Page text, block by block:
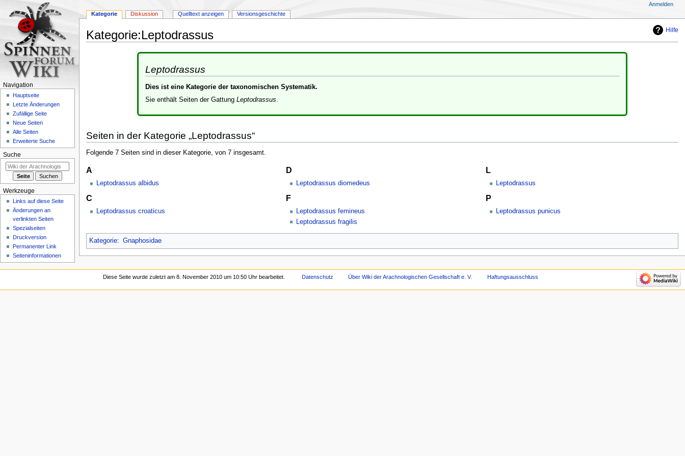
Hilfe
Kategorie:Leptodrassus
Leptodrassus
Dies ist eine Kategorie der taxonomischen Systematik.
Sie enthält Seiten der Gattung Leptodrassus.
Seiten in der Kategorie „Leptodrassus“
Folgende 7 Seiten sind in dieser Kategorie, von 7 insgesamt.
A
Leptodrassus albidus
C
Leptodrassus croaticus
D
Leptodrassus diomedeus
F
Leptodrassus femineus
Leptodrassus fragilis
L
Leptodrassus
P
Leptodrassus punicus
Kategorie: Gnaphosidae
Kategorie Diskussion Quelltext anzeigen Versionsgeschichte
Anmelden
Navigation
Hauptseite
Letzte Änderungen
Zufällige Seite
Neue Seiten
Alle Seiten
Erweiterte Suche
Suche
Werkzeuge
Links auf diese Seite
Änderungen an
verlinkten Seiten
Spezialseiten
Druckversion
Permanenter Link
Seiten­­informationen
Diese Seite wurde zuletzt am 8. November 2010 um 10:50 Uhr bearbeitet. Datenschutz Über Wiki der Arachnologischen Gesellschaft e. V. Haftungsausschluss